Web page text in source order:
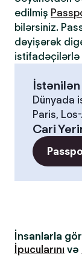
edilmiş
bilərsiniz.
dəyişərək
istifadəçilərlə
Dünyada
Paris,
Cari
İnsanlarla
İpucularını və